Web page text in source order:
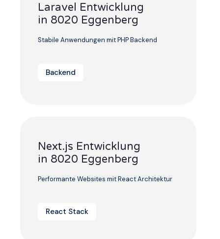
Laravel Entwicklung
in 8020 Eggenberg
Stabile Anwendungen mit PHP Backend
Backend
Next.js Entwicklung
in 8020 Eggenberg
Performante Websites mit React Architektur
React Stack